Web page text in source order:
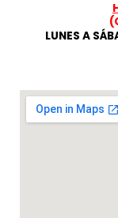
LUNES A